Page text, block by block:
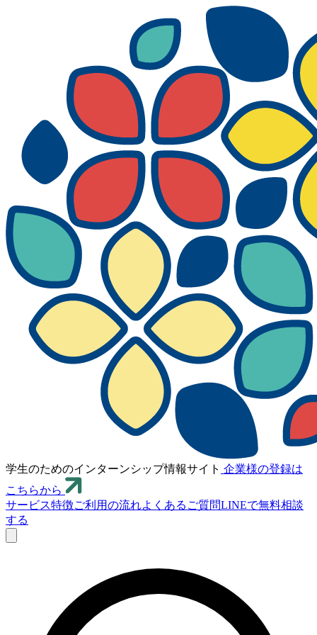
学生のためのインターンシップ情報サイト 企業様の登録は
こちらから
サービス特徴ご利用の流れよくあるご質問LINEで無料相談
する